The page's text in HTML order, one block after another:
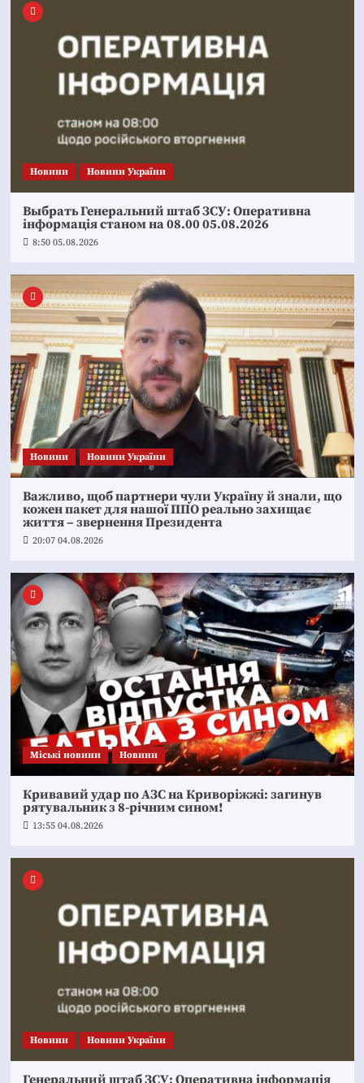
Новини Новини України
Выбрать Генеральний штаб ЗСУ: Оперативна
інформація станом на 08.00 05.08.2026
8:50 05.08.2026
Новини Новини України
Важливо, щоб партнери чули Україну й знали, що
кожен пакет для нашої ППО реально захищає
життя – звернення Президента
20:07 04.08.2026
Mіські новини Новини
Кривавий удар по АЗС на Криворіжжі: загинув
рятувальник з 8-річним сином!
13:55 04.08.2026
Новини Новини України
Генеральний штаб ЗСУ: Оперативна інформація